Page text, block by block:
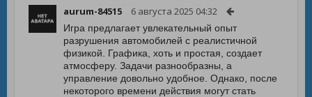
aurum-84515 6 августа 2025 04:32
Игра предлагает увлекательный опыт
разрушения автомобилей с реалистичной
физикой. Графика, хоть и простая, создает
атмосферу. Задачи разнообразны, а
управление довольно удобное. Однако, после
некоторого времени действия могут стать